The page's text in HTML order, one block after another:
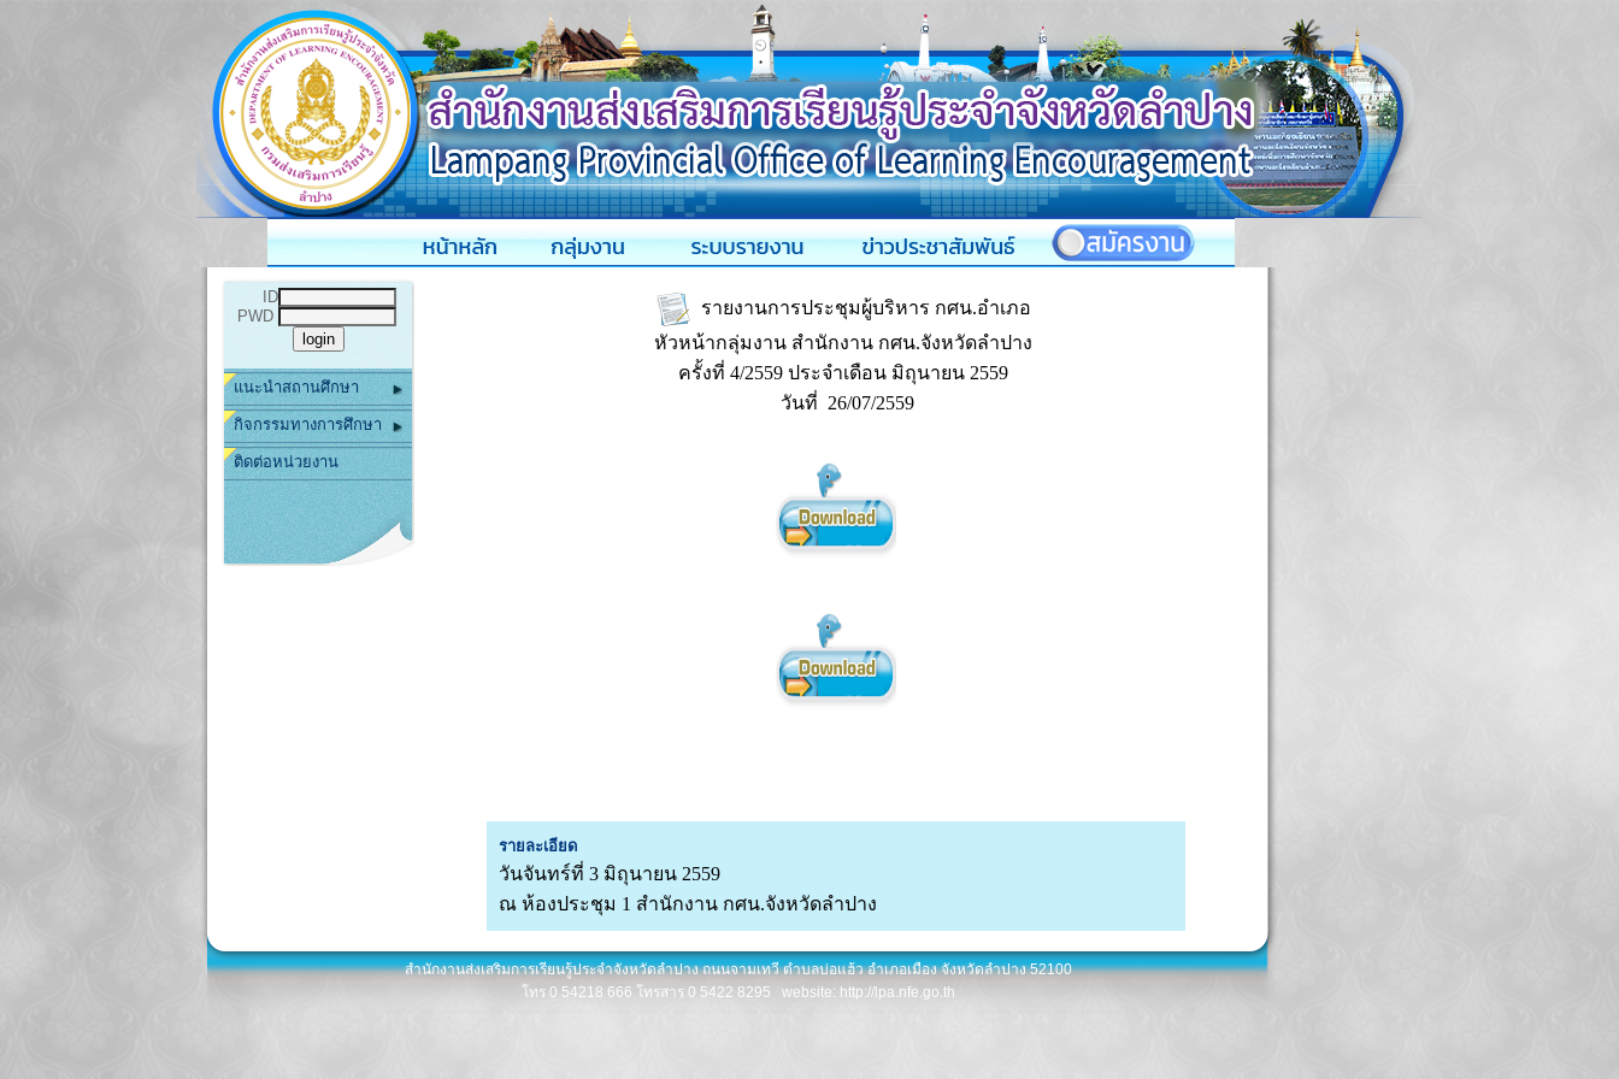
ID
PWD
แนะนำสถานศึกษา
กิจกรรมทางการศึกษา
ติดต่อหน่วยงาน
รายงานการประชุมผู้บริหาร กศน.อำเภอ
หัวหน้ากลุ่มงาน สำนักงาน กศน.จังหวัดลำปาง
ครั้งที่ 4/2559 ประจำเดือน มิถุนายน 2559
วันที่ 26/07/2559
รายละเอียด
วันจันทร์ที่ 3 มิถุนายน 2559
ณ ห้องประชุม 1 สำนักงาน กศน.จังหวัดลำปาง
สำนักงานส่งเสริมการเรียนรู้ประจำจังหวัดลำปาง ถนนจามเทวี ตำบลบ่อแฮ้ว อำเภอเมือง จังหวัดลำปาง 52100
โทร 0 54218 666 โทรสาร 0 5422 8295 website: http://lpa.nfe.go.th